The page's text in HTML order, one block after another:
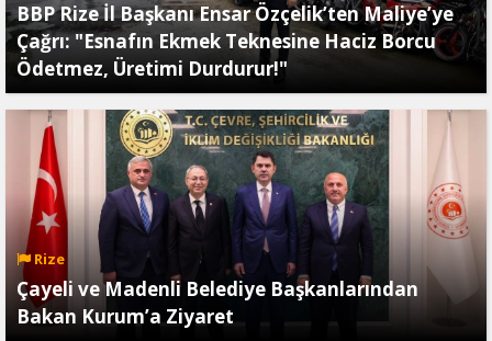
BBP Rize İl Başkanı Ensar Özçelik’ten Maliye’ye
Çağrı: "Esnafın Ekmek Teknesine Haciz Borcu
Ödetmez, Üretimi Durdurur!"
Rize
Çayeli ve Madenli Belediye Başkanlarından
Bakan Kurum’a Ziyaret